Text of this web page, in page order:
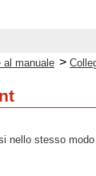
al manuale >
nello stesso